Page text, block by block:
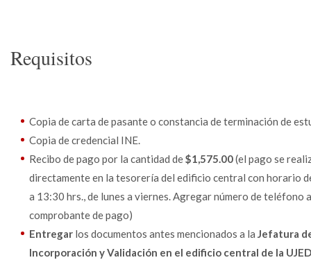
Requisitos
Copia de carta de pasante o constancia de terminación de
Copia de credencial INE.
Recibo de pago por la cantidad de$1,575.00(el pago se
directamente en la tesorería del edificio central con horario
a 13:30 hrs., de lunes a viernes. Agregar número de teléfono
comprobante de pago)
Entregar los documentos antes mencionados a la Jefatura
Incorporación y Validación en el edificio central de la UJED